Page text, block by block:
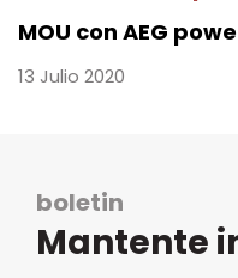
MOU con AEG
13 Julio 2020
boletin
Mantente